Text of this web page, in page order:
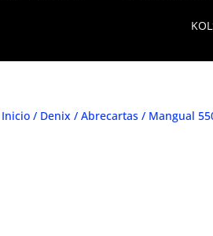
Inicio / Denix /Abrecartas / Mangual